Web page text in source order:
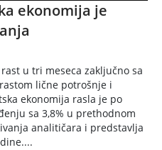
ekonomija je
u tri meseca zaključno sa
lične potrošnje i
ekonomija rasla je po
sa 3,8% u prethodnom
analitičara i predstavlja